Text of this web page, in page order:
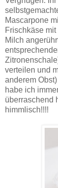
Mascarpone
Frischkäse
Milch
verteilen und
anderem
habe ich
überraschend
himmlisch!!!!